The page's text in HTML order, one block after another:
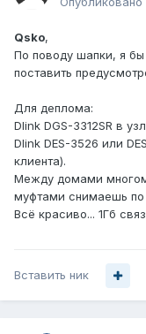
Qsko,
По поводу шапки, я
поставить
Для деплома:
Dlink DGS-3312SR в
Dlink DES-3526 или
клиента).
Между домами
муфтами снимаешь по
Всё красиво... 1Гб
Вставить ник